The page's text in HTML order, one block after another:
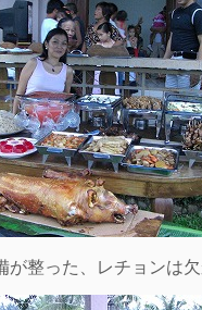
が整った、レチョンは